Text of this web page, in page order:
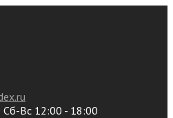
Вс 12:00 - 18:00